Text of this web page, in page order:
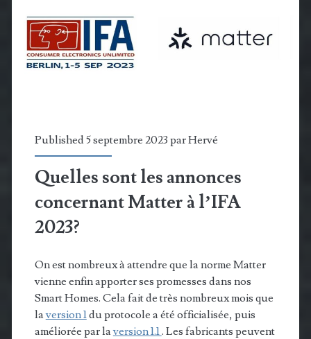
Published 5 septembre 2023 parHervé
Quelles sont les annonces
concernant Matter à l’IFA
2023?
On est nombreux à attendre que la norme Matter
vienne enfin apporter ses promesses dans nos
Smart Homes. Cela fait de très nombreux mois que
laversion 1du protocole a été officialisée, puis
améliorée par laversion 1.1. Les fabricants peuvent